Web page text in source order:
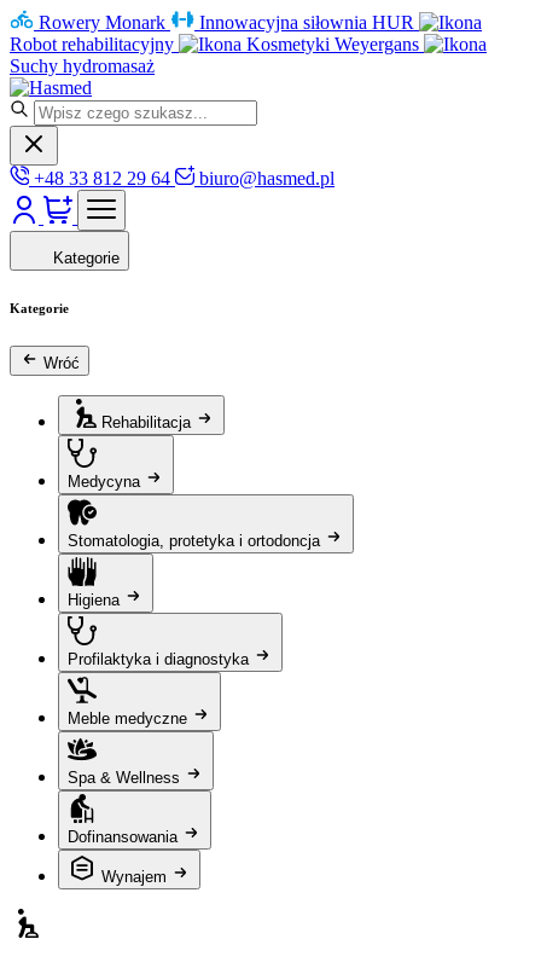
Rowery Monark
Innowacyjna siłownia HUR
Robot rehabilitacyjny
Kosmetyki Weyergans
Suchy hydromasaż
+48 33 812 29 64 biuro@hasmed.pl
Kategorie
Kategorie
Wróć
Rehabilitacja
Medycyna
Stomatologia, protetyka i ortodoncja
Higiena
Profilaktyka i diagnostyka
Meble medyczne
Spa & Wellness
Dofinansowania
Wynajem